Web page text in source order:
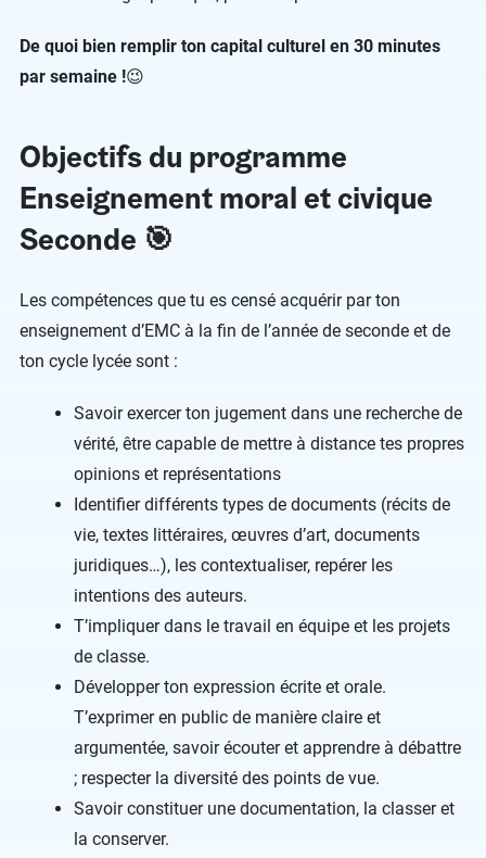
De quoi bien remplir ton capital culturel en 30 minutes
par semaine !😉
Objectifs du programme
Enseignement moral et civique
Seconde 🎯
Les compétences que tu es censé acquérir par ton
enseignement d’EMC à la fin de l’année de seconde et de
ton cycle lycée sont :
Savoir exercer ton jugement dans une recherche de
vérité, être capable de mettre à distance tes propres
opinions et représentations
Identifier différents types de documents (récits de
vie, textes littéraires, œuvres d’art, documents
juridiques…), les contextualiser, repérer les
intentions des auteurs.
T’impliquer dans le travail en équipe et les projets
de classe.
Développer ton expression écrite et orale.
T’exprimer en public de manière claire et
argumentée, savoir écouter et apprendre à débattre
; respecter la diversité des points de vue.
Savoir constituer une documentation, la classer et
la conserver.